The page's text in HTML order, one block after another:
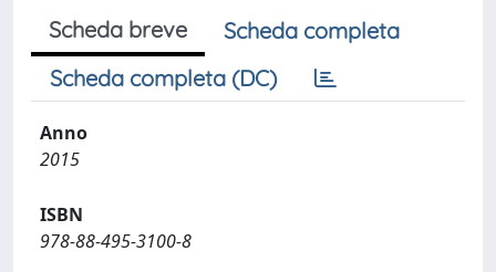
Scheda breve
Scheda completa
Scheda completa (DC)
Anno
2015
ISBN
978-88-495-3100-8